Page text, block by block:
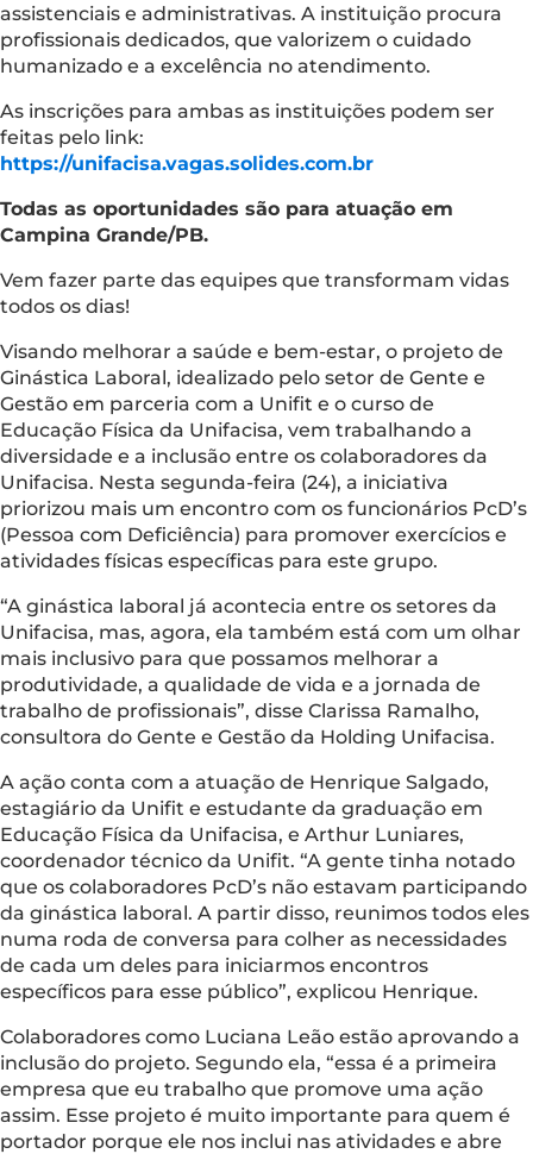
assistenciais e administrativas. A instituição procura
profissionais dedicados, que valorizem o cuidado
humanizado e a excelência no atendimento.
As inscrições para ambas as instituições podem ser
feitas pelo link:
https://unifacisa.vagas.solides.com.br
Todas as oportunidades são para atuação em
Campina Grande/PB.
Vem fazer parte das equipes que transformam vidas
todos os dias!
Visando melhorar a saúde e bem-estar, o projeto de
Ginástica Laboral, idealizado pelo setor de Gente e
Gestão em parceria com a Unifit e o curso de
Educação Física da Unifacisa, vem trabalhando a
diversidade e a inclusão entre os colaboradores da
Unifacisa. Nesta segunda-feira (24), a iniciativa
priorizou mais um encontro com os funcionários PcD’s
(Pessoa com Deficiência) para promover exercícios e
atividades físicas específicas para este grupo.
“A ginástica laboral já acontecia entre os setores da
Unifacisa, mas, agora, ela também está com um olhar
mais inclusivo para que possamos melhorar a
produtividade, a qualidade de vida e a jornada de
trabalho de profissionais”, disse Clarissa Ramalho,
consultora do Gente e Gestão da Holding Unifacisa.
A ação conta com a atuação de Henrique Salgado,
estagiário da Unifit e estudante da graduação em
Educação Física da Unifacisa, e Arthur Luniares,
coordenador técnico da Unifit. “A gente tinha notado
que os colaboradores PcD’s não estavam participando
da ginástica laboral. A partir disso, reunimos todos eles
numa roda de conversa para colher as necessidades
de cada um deles para iniciarmos encontros
específicos para esse público”, explicou Henrique.
Colaboradores como Luciana Leão estão aprovando a
inclusão do projeto. Segundo ela, “essa é a primeira
empresa que eu trabalho que promove uma ação
assim. Esse projeto é muito importante para quem é
portador porque ele nos inclui nas atividades e abre